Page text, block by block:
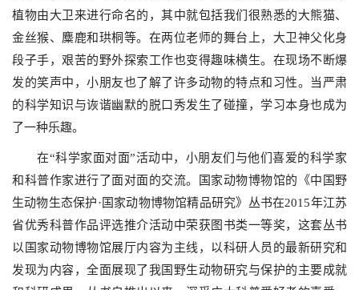
植物由大卫来进行命名的，其中就包括我们很熟悉的大熊猫、
金丝猴、麋鹿和珙桐等。在两位老师的舞台上，大卫神父化身
段子手，艰苦的野外探索工作也变得趣味横生。在现场不断爆
发的笑声中，小朋友也了解了许多动物的特点和习性。当严肃
的科学知识与诙谐幽默的脱口秀发生了碰撞，学习本身也成为
了一种乐趣。
在“科学家面对面”活动中，小朋友们与他们喜爱的科学家
和科普作家进行了面对面的交流。国家动物博物馆的《中国野
生动物生态保护·国家动物博物馆精品研究》丛书在2015年江苏
省优秀科普作品评选推介活动中荣获图书类一等奖，这套丛书
以国家动物博物馆展厅内容为主线，以科研人员的最新研究和
发现为内容，全面展现了我国野生动物研究与保护的主要成就